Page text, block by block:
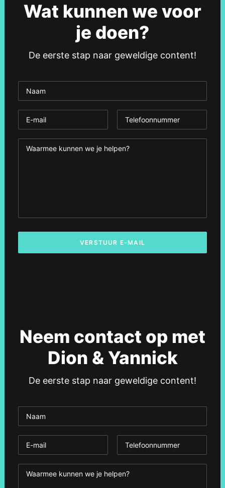
Wat kunnen we voor
je doen?
De eerste stap naar geweldige content!
Neem contact op met
Dion & Yannick
De eerste stap naar geweldige content!